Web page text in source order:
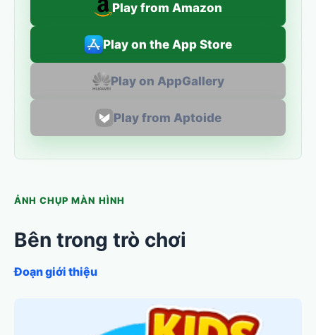
Play from Amazon
Play on the App Store
Play on AppGallery
Play from Aptoide
ẢNH CHỤP MÀN HÌNH
Bên trong trò chơi
Đoạn giới thiệu